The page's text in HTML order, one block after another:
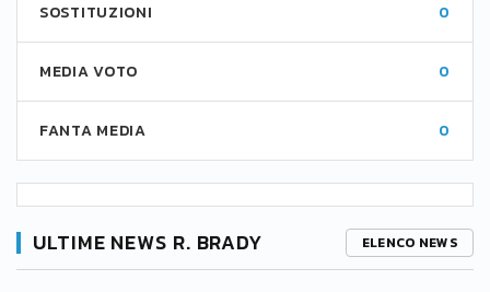
SOSTITUZIONI 0
MEDIA VOTO 0
FANTA MEDIA 0
ULTIME NEWS R. BRADY ELENCO NEWS